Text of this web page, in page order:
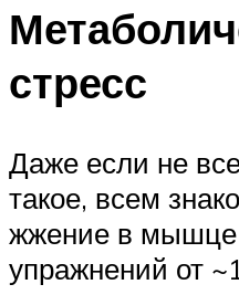
стресс
Даже если не
такое, всем
жжение в мышце
упражнений от